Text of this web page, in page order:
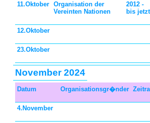
11.Oktober
Organisation der
Vereinten Nationen
2012 -
bis jetzt
12.Oktober
23.Oktober
November 2024
Datum Organisationsgr�nder
4.November